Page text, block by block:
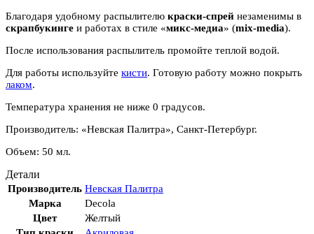
Благодаря удобному распылителю краски-спрей незаменимы в
скрапбукинге и работах в стиле «микс-медиа» (mix-media).
После использования распылитель промойте теплой водой.
Для работы используйте кисти. Готовую работу можно покрыть
лаком.
Температура хранения не ниже 0 градусов.
Производитель: «Невская Палитра», Санкт-Петербург.
Объем: 50 мл.
Детали
Производитель Невская Палитра
Марка
Decola
Цвет
Желтый